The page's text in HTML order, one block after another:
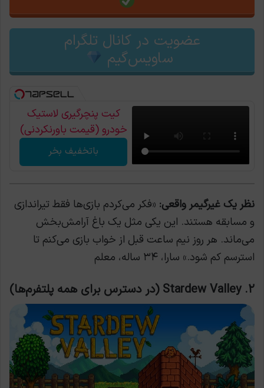
عضویت در کانال تلگرام
ساویس‌گیم
کیت پنچرگیری لاستیک
خودرو (قیمت باورنکردنی)
باتخفیف بخر
نظر یک غیرگیمر واقعی: «فکر می‌کردم بازی‌ها فقط تیراندازی
و مسابقه هستند. این یکی مثل یک باغ آرامش‌بخش
می‌ماند. هر روز نیم ساعت قبل از خواب بازی می‌کنم تا
استرسم کم شود.» سارا، ۳۴ ساله، معلم
۲. Stardew Valley (در دسترس برای همه پلتفرم‌ها)